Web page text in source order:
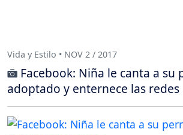
Vida y Estilo • NOV 2 / 2017
Facebook: Niña le canta a su
adoptado y enternece las redes